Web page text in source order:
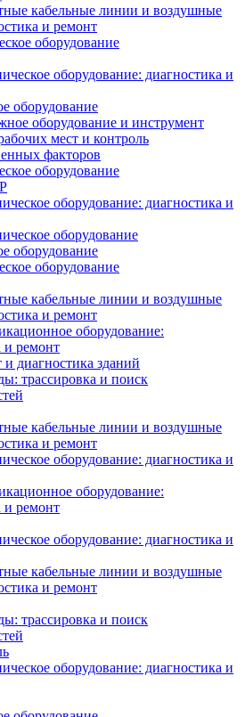
кабельные линии и воздушные
и ремонт
оборудование
оборудование: диагностика и
оборудование
оборудование и инструмент
мест и контроль
факторов
оборудование
оборудование: диагностика и
оборудование
оборудование
оборудование
кабельные линии и воздушные
и ремонт
оборудование:
и ремонт
и диагностика зданий
трассировка и поиск
кабельные линии и воздушные
и ремонт
оборудование: диагностика и
оборудование:
и ремонт
оборудование: диагностика и
кабельные линии и воздушные
и ремонт
трассировка и поиск
оборудование: диагностика и